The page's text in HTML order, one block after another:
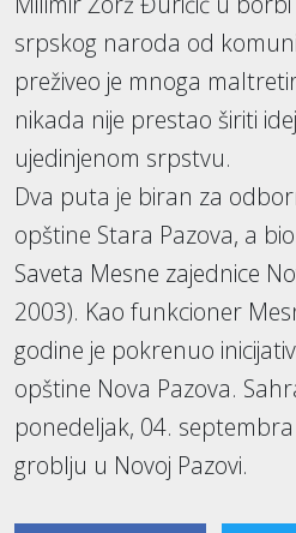
srpskog naroda od
preživeo je mnoga
nikada nije prestao širiti
ujedinjenom srpstvu.
Dva puta je biran za
opštine Stara Pazova, a
Saveta Mesne zajednice
2003). Kao funkcioner
godine je pokrenuo
opštine Nova Pazova.
ponedeljak, 04.
groblju u Novoj Pazovi.